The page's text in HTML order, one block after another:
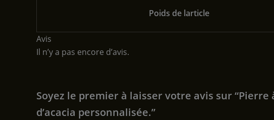
Poids de larticle
Avis
Il n’y a pas encore d’avis.
Soyez le premier à laisser votre avis sur “Pierre
d’acacia personnalisée.”